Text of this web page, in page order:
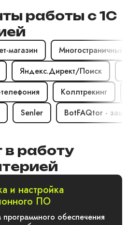
работы с 1С
магазин
Многостраничный
Яндекс.Директ/Поиск
телефония
Коллтрекинг
Senler BotFAQtor -
в работу
и настройка
ПО
программного обеспечения